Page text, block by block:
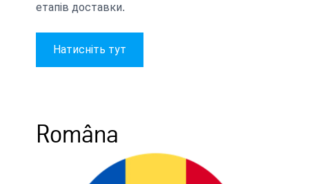
етапів доставки.
Натисніть тут
Româna